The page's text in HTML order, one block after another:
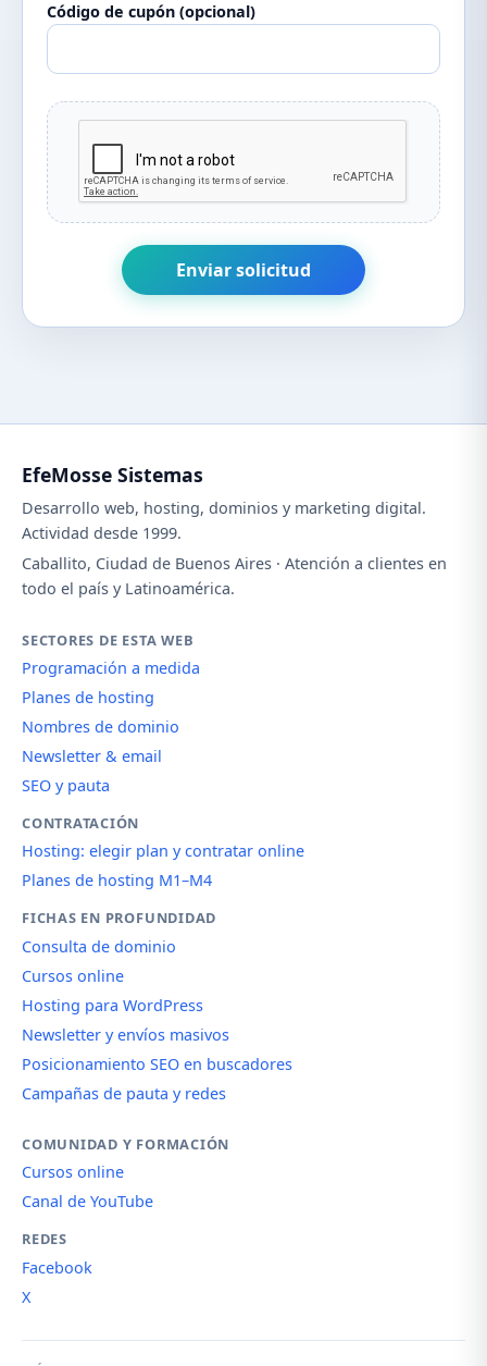
Código de cupón (opcional)
Enviar solicitud
EfeMosse Sistemas
Desarrollo web, hosting, dominios y marketing digital.
Actividad desde 1999.
Caballito, Ciudad de Buenos Aires · Atención a clientes en
todo el país y Latinoamérica.
SECTORES DE ESTA WEB
Programación a medida
Planes de hosting
Nombres de dominio
Newsletter & email
SEO y pauta
CONTRATACIÓN
Hosting: elegir plan y contratar online
Planes de hosting M1–M4
FICHAS EN PROFUNDIDAD
Consulta de dominio
Cursos online
Hosting para WordPress
Newsletter y envíos masivos
Posicionamiento SEO en buscadores
Campañas de pauta y redes
COMUNIDAD Y FORMACIÓN
Cursos online
Canal de YouTube
REDES
Facebook
X